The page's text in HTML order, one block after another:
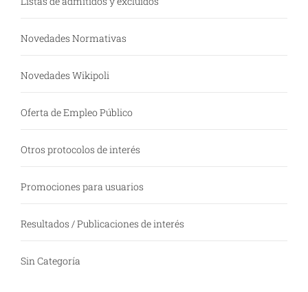
Novedades Normativas
Novedades Wikipoli
Oferta de Empleo Público
Otros protocolos de interés
Promociones para usuarios
Resultados / Publicaciones de interés
Sin Categoría